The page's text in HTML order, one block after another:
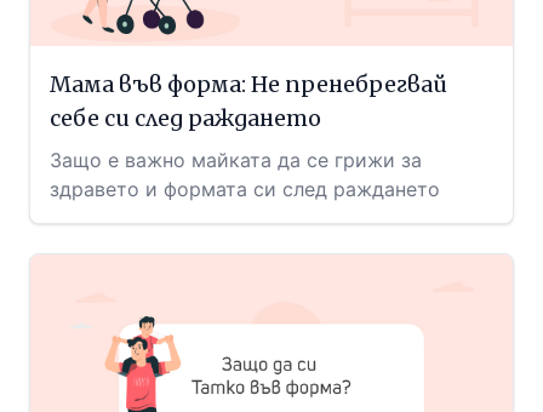
Мама във форма: Не пренебрегвай
себе си след раждането
Защо е важно майката да се грижи за
здравето и формата си след раждането